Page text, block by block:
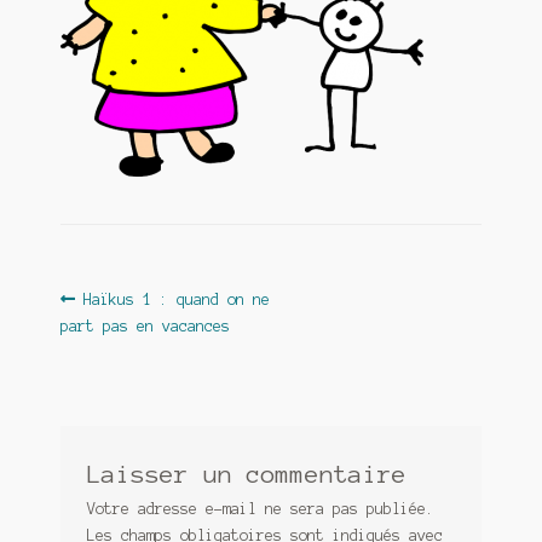
De(s)tracteur réduit au silence
Enlèvement rêvé
Entre père et fils
Les boules du Père Noël
Mes romans
Navigation
de
Article
précédent :
Haïkus 1 : quand on ne
part pas en vacances
Laisser un commentaire
Votre adresse e-mail ne sera pas publiée.
Les champs obligatoires sont indiqués avec